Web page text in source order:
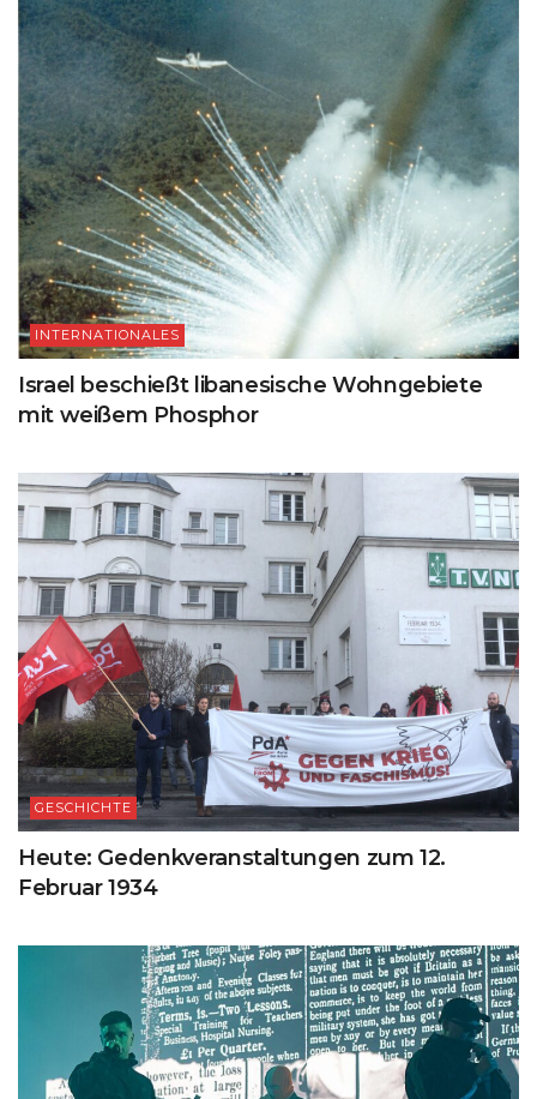
INTERNATIONALES
Israel beschießt libanesische Wohngebiete
mit weißem Phosphor
GESCHICHTE
Heute: Gedenkveranstaltungen zum 12.
Februar 1934